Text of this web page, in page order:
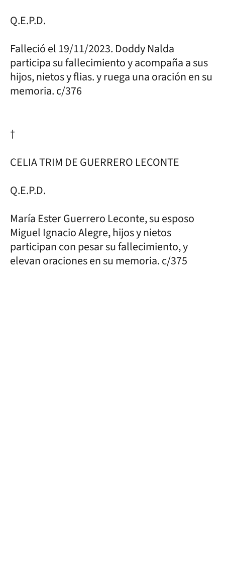
Q.E.P.D.
Falleció el 19/11/2023. Doddy Nalda
participa su fallecimiento y acompaña a sus
hijos, nietos y flias. y ruega una oración en su
memoria. c/376
†
CELIA TRIM DE GUERRERO LECONTE
Q.E.P.D.
María Ester Guerrero Leconte, su esposo
Miguel Ignacio Alegre, hijos y nietos
participan con pesar su fallecimiento, y
elevan oraciones en su memoria. c/375